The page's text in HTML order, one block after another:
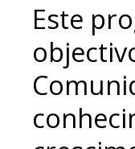
Este